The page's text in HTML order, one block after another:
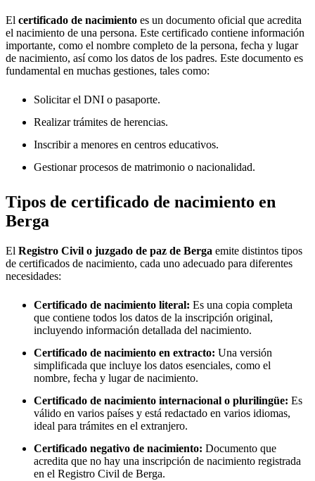
El certificado de nacimiento es un documento oficial que acredita
el nacimiento de una persona. Este certificado contiene información
importante, como el nombre completo de la persona, fecha y lugar
de nacimiento, así como los datos de los padres. Este documento es
fundamental en muchas gestiones, tales como:
Solicitar el DNI o pasaporte.
Realizar trámites de herencias.
Inscribir a menores en centros educativos.
Gestionar procesos de matrimonio o nacionalidad.
Tipos de certificado de nacimiento en
Berga
El Registro Civil o juzgado de paz de Berga emite distintos tipos
de certificados de nacimiento, cada uno adecuado para diferentes
necesidades:
Certificado de nacimiento literal: Es una copia completa
que contiene todos los datos de la inscripción original,
incluyendo información detallada del nacimiento.
Certificado de nacimiento en extracto: Una versión
simplificada que incluye los datos esenciales, como el
nombre, fecha y lugar de nacimiento.
Certificado de nacimiento internacional o plurilingüe: Es
válido en varios países y está redactado en varios idiomas,
ideal para trámites en el extranjero.
Certificado negativo de nacimiento: Documento que
acredita que no hay una inscripción de nacimiento registrada
en el Registro Civil de Berga.